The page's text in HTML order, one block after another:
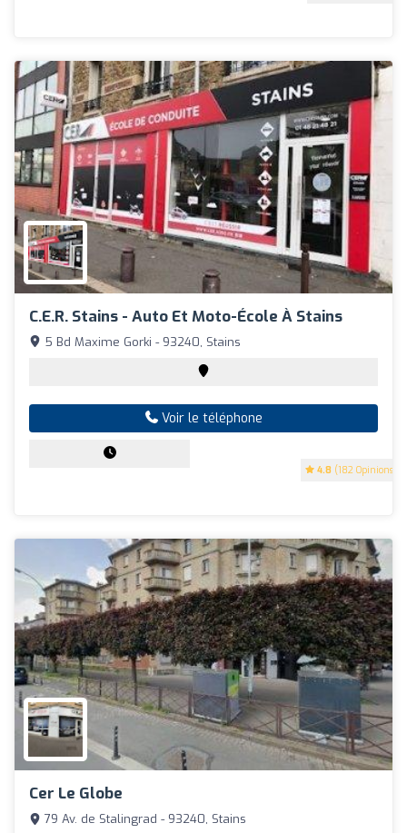
C.E.R. Stains - Auto Et Moto-École À Stains
4.8 (182 Opinions)
5 Bd Maxime Gorki - 93240, Stains
Voir le téléphone
Cer Le Globe
79 Av. de Stalingrad - 93240, Stains